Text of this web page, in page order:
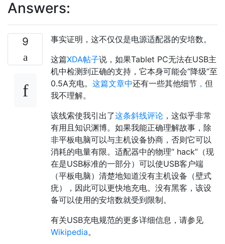
Answers:
9
事实证明，这不仅仅是电源适配器的安培数。
这篇XDA帖子说，如果Tablet PC无法在USB主
机中检测到正确的支持，它本身可能会“降级”至
0.5A充电。 这篇文章中还有一些其他细节 ， 但
我不理解。
该线索使我引出了这条斜线评论 ，这似乎非常
有用且知识渊博。如果我能正确理解故事，除
非平板电脑可以与主机设备协商，否则它可以
消耗的电量有限。适配器中的物理“ hack”（现
在是USB标准的一部分）可以使USB客户端
（平板电脑）清楚地知道没有主机设备（壁式
疣），因此可以更快地充电。没有黑客，该设
备可以使用的安培数就受到限制。
有关USB充电规范的更多详细信息，请参见
Wikipedia。